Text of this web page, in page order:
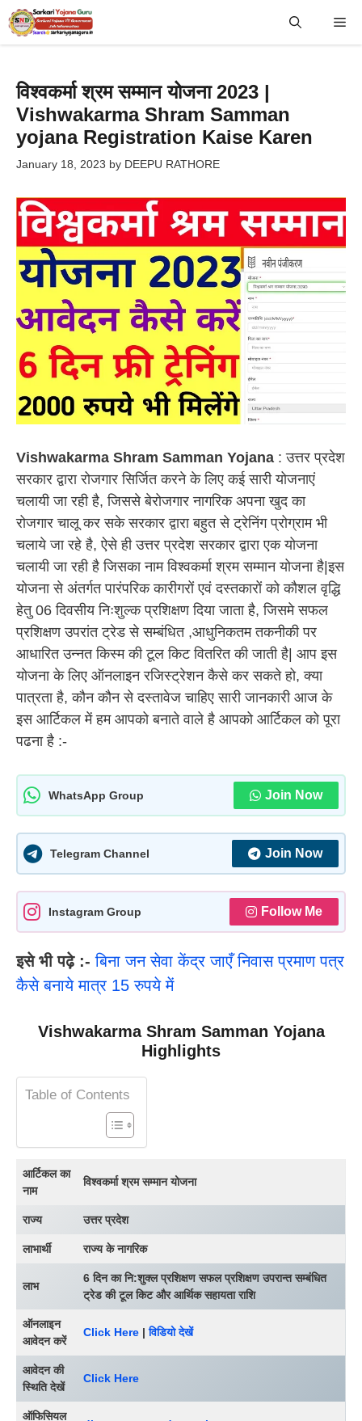
Skip
to
विश्वकर्मा श्रम सम्मान योजना 2023 |
Vishwakarma Shram Samman
yojana Registration Kaise Karen
January 18, 2023 by DEEPU RATHORE
Vishwakarma Shram Samman Yojana : उत्तर प्रदेश
सरकार द्वारा रोजगार सिर्जित करने के लिए कई सारी योजनाएं
चलायी जा रही है, जिससे बेरोजगार नागरिक अपना खुद का
रोजगार चालू कर सके सरकार द्वारा बहुत से ट्रेनिंग प्रोग्राम भी
चलाये जा रहे है, ऐसे ही उत्तर प्रदेश सरकार द्वारा एक योजना
चलायी जा रही है जिसका नाम विश्वकर्मा श्रम सम्मान योजना है|इस
योजना से अंतर्गत पारंपरिक कारीगरों एवं दस्तकारों को कौशल वृद्धि
हेतु 06 दिवसीय निःशुल्क प्रशिक्षण दिया जाता है, जिसमे सफल
प्रशिक्षण उपरांत ट्रेड से सम्बंधित ,आधुनिकतम तकनीकी पर
आधारित उन्नत किस्म की टूल किट वितरित की जाती है| आप इस
योजना के लिए ऑनलाइन रजिस्ट्रेशन कैसे कर सकते हो, क्या
पात्रता है, कौन कौन से दस्तावेज चाहिए सारी जानकारी आज के
इस आर्टिकल में हम आपको बनाते वाले है आपको आर्टिकल को पूरा
पढना है :-
WhatsApp Group Join Now
Telegram Channel Join Now
Instagram Group Follow Me
इसे भी पढ़े :- बिना जन सेवा केंद्र जाएँ निवास प्रमाण पत्र
कैसे बनाये मात्र 15 रुपये में
Vishwakarma Shram Samman Yojana
Highlights
Table of Contents
आर्टिकल का
नाम
विश्वकर्मा श्रम सम्मान योजना
राज्य उत्तर प्रदेश
लाभार्थी राज्य के नागरिक
लाभ
6 दिन का नि:शुक्ल प्रशिक्षण सफल प्रशिक्षण उपरान्त सम्बंधित
ट्रेड की टूल किट और आर्थिक सहायता राशि
ऑनलाइन
आवेदन करें
Click Here |विडियो देखें
आवेदन की
स्थिति देखें
Click Here
ऑफिसियल